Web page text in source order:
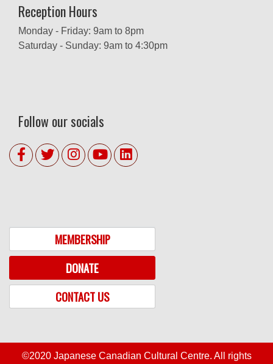
Reception Hours
Monday - Friday: 9am to 8pm
Saturday - Sunday: 9am to 4:30pm
Follow our socials
MEMBERSHIP
DONATE
CONTACT US
©2020 Japanese Canadian Cultural Centre. All rights